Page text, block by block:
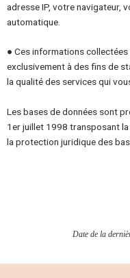
adresse IP, votre navigateur,
automatique.
● Ces informations
exclusivement à des finsde
la qualité des services qui
Les bases de données sont
1er juillet 1998 transposant la
la protection juridique des
Date de la